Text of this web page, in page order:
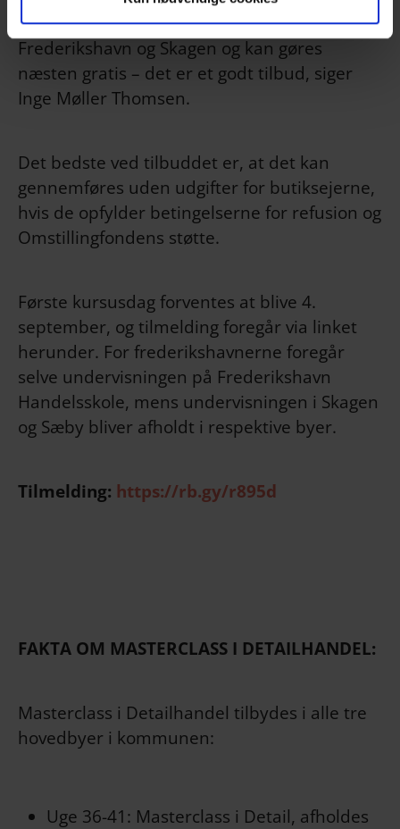
ovenikøbet foregår i både og Sæby,
Frederikshavn og Skagen og kan gøres
næsten gratis – det er et godt tilbud, siger
Inge Møller Thomsen.
Det bedste ved tilbuddet er, at det kan
gennemføres uden udgifter for butiksejerne,
hvis de opfylder betingelserne for refusion og
Omstillingfondens støtte.
Første kursusdag forventes at blive 4.
september, og tilmelding foregår via linket
herunder. For frederikshavnerne foregår
selve undervisningen på Frederikshavn
Handelsskole, mens undervisningen i Skagen
og Sæby bliver afholdt i respektive byer.
Tilmelding: https://rb.gy/r895d
FAKTA OM MASTERCLASS I DETAILHANDEL:
Masterclass i Detailhandel tilbydes i alle tre
hovedbyer i kommunen:
Uge 36-41: Masterclass i Detail, afholdes